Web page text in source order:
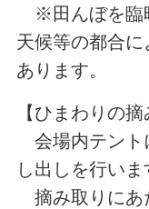
※田んぼを臨
天候等の都合
あります。
【ひまわりの摘
会場内テント
し出しを行いま
摘み取りにあ